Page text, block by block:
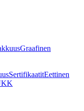
Graafinen
SertifikaatitEettinen